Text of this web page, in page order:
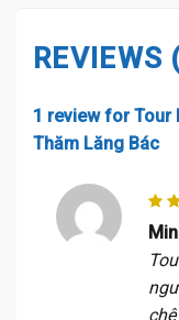
REVIEWS
1 review forTour
Thăm Lăng Bác